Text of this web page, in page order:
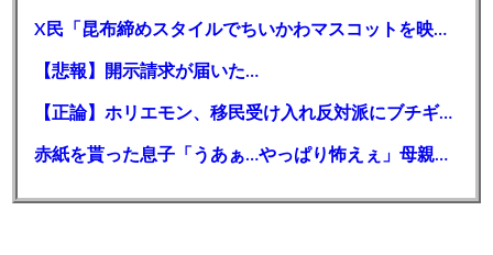
X民「昆布締めスタイルでちいかわマスコットを映画館に連れ歩きたいな～せや！」
【悲報】開示請求が届いた…
【正論】ホリエモン、移民受け入れ反対派にブチギレ→スタジオ誰も反論できず沈黙
赤紙を貰った息子「うあぁ…やっぱり怖えぇ」母親「あんたぁ…」←こういう時代があったという事実